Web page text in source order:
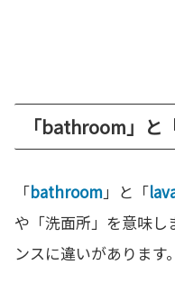
「bathroom」と
「bathroom」と「
や「洗面所」を意味し
ンスに違いがあります。